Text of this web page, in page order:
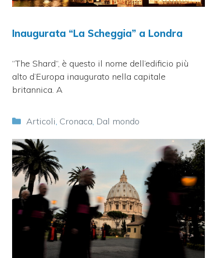
Inaugurata “La Scheggia” a Londra
“The Shard“, è questo il nome dell’edificio più
alto d’Europa inaugurato nella capitale
britannica. A
Categorie
Articoli, Cronaca, Dal mondo